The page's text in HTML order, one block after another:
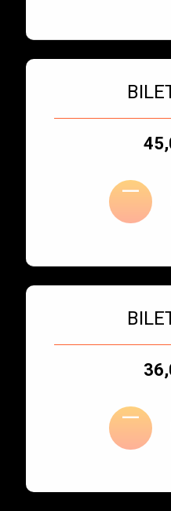
Bilet numer 3
Typ
-
Bilet numer 4
Typ
-